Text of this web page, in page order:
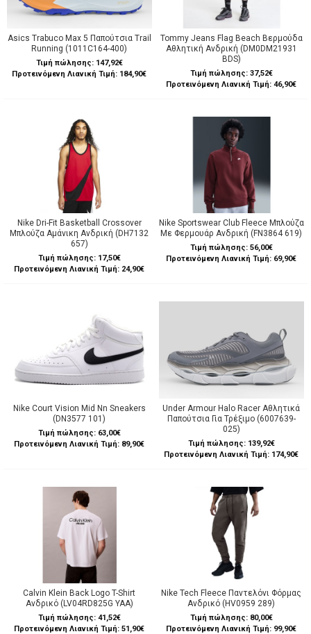
Asics Trabuco Max 5 Παπούτσια Trail
Running (1011C164-400)
Τιμή πώλησης: 147,92€
Προτεινόμενη Λιανική Τιμή: 184,90€
Tommy Jeans Flag Beach Βερμούδα
Αθλητική Ανδρική (DM0DM21931
BDS)
Τιμή πώλησης: 37,52€
Προτεινόμενη Λιανική Τιμή: 46,90€
Nike Dri-Fit Basketball Crossover
Μπλούζα Αμάνικη Ανδρική (DH7132
657)
Τιμή πώλησης: 17,50€
Προτεινόμενη Λιανική Τιμή: 24,90€
Nike Sportswear Club Fleece Μπλούζα
Με Φερμουάρ Ανδρική (FN3864 619)
Τιμή πώλησης: 56,00€
Προτεινόμενη Λιανική Τιμή: 69,90€
Nike Court Vision Mid Nn Sneakers
(DN3577 101)
Τιμή πώλησης: 63,00€
Προτεινόμενη Λιανική Τιμή: 89,90€
Under Armour Halo Racer Αθλητικά
Παπούτσια Για Τρέξιμο (6007639-
025)
Τιμή πώλησης: 139,92€
Προτεινόμενη Λιανική Τιμή: 174,90€
Calvin Klein Back Logo T-Shirt
Ανδρικό (LV04RD825G YAA)
Τιμή πώλησης: 41,52€
Προτεινόμενη Λιανική Τιμή: 51,90€
Nike Tech Fleece Παντελόνι Φόρμας
Ανδρικό (HV0959 289)
Τιμή πώλησης: 80,00€
Προτεινόμενη Λιανική Τιμή: 99,90€